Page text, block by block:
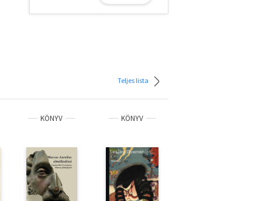
Teljes lista
KÖNYV KÖNYV